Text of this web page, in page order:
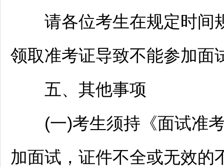
请各位考生在规定时间
领取准考证导致不能参加面
五、其他事项
(一)考生须持《面试准考
加面试，证件不全或无效的